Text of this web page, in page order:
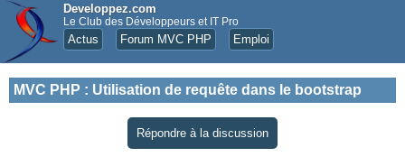
Developpez.com
Le Club des Développeurs et IT Pro
Actus Forum MVC PHP Emploi
MVC PHP : Utilisation de requête dans le bootstrap
Répondre à la discussion